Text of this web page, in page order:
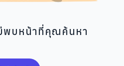
พบหน้าที่คุณค้นหา